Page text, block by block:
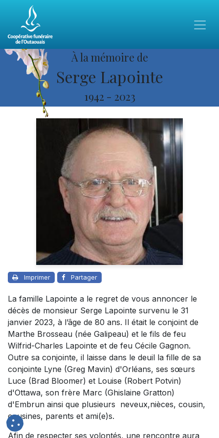
À la mémoire de
Serge Lapointe
1942 - 2023
Imprimer Partager
La famille Lapointe a le regret de vous annoncer le
décès de monsieur Serge Lapointe survenu le 31
janvier 2023, à l’âge de 80 ans. Il était le conjoint de
Marthe Brosseau (née Galipeau) et le fils de feu
Wilfrid-Charles Lapointe et de feu Cécile Gagnon.
Outre sa conjointe, il laisse dans le deuil la fille de sa
conjointe Lyne (Greg Mavin) d'Orléans, ses sœurs
Luce (Brad Bloomer) et Louise (Robert Potvin)
d'Ottawa, son frère Marc (Ghislaine Gratton)
d'Embrun ainsi que plusieurs neveux,nièces, cousin,
cousines, parents et ami(e)s.
Afin de respecter ses volontés, une rencontre aura